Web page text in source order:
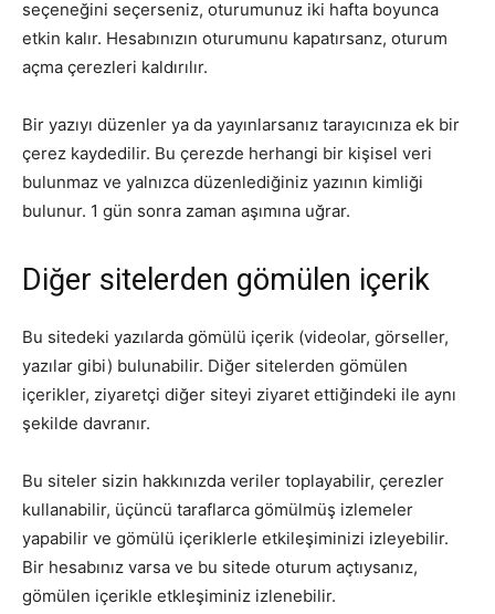
seçeneğini seçerseniz, oturumunuz iki hafta boyunca
etkin kalır. Hesabınızın oturumunu kapatırsanz, oturum
açma çerezleri kaldırılır.
Bir yazıyı düzenler ya da yayınlarsanız tarayıcınıza ek bir
çerez kaydedilir. Bu çerezde herhangi bir kişisel veri
bulunmaz ve yalnızca düzenlediğiniz yazının kimliği
bulunur. 1 gün sonra zaman aşımına uğrar.
Diğer sitelerden gömülen içerik
Bu sitedeki yazılarda gömülü içerik (videolar, görseller,
yazılar gibi) bulunabilir. Diğer sitelerden gömülen
içerikler, ziyaretçi diğer siteyi ziyaret ettiğindeki ile aynı
şekilde davranır.
Bu siteler sizin hakkınızda veriler toplayabilir, çerezler
kullanabilir, üçüncü taraflarca gömülmüş izlemeler
yapabilir ve gömülü içeriklerle etkileşiminizi izleyebilir.
Bir hesabınız varsa ve bu sitede oturum açtıysanız,
gömülen içerikle etkleşiminiz izlenebilir.